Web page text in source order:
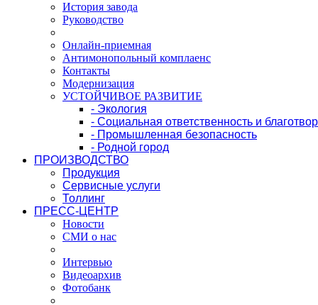
История завода
Руководство
Онлайн-приемная
Антимонопольный комплаенс
Контакты
Модернизация
УСТОЙЧИВОЕ РАЗВИТИЕ
- Экология
- Социальная ответственность и
- Промышленная безопасность
- Родной город
ПРОИЗВОДСТВО
Продукция
Сервисные услуги
Толлинг
ПРЕСС-ЦЕНТР
Новости
СМИ о нас
Интервью
Видеоархив
Фотобанк